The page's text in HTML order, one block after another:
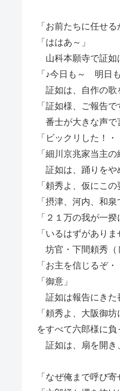
「お前たちに任せ
「ははあ～」
山科本願寺で証如
「♪今日も～ 明
証如は、自作の歌
「証如様、ご報告で
番士が大きな声で
「ビックリした！
「細川京兆家当主
証如は、踊りをや
「頼秀よ、仮にこ
「摂津、河内、和
「２１万の我が一
「いるはずがありま
坊官・下間頼秀（
「お主を信じるぞ
「御意」
証如は報告にきた
「頼秀よ、大阪御
をすべて六郎様に
証如は、扇を開き
「なぜ俺まで呼び